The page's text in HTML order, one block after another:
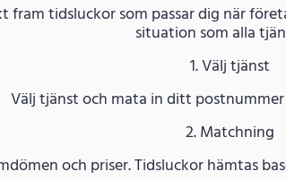
fram tidsluckor som passar dig när
situation som alla
1. Välj tjänst
Välj tjänst och mata in ditt
2. Matchning
och priser. Tidsluckor hämtas